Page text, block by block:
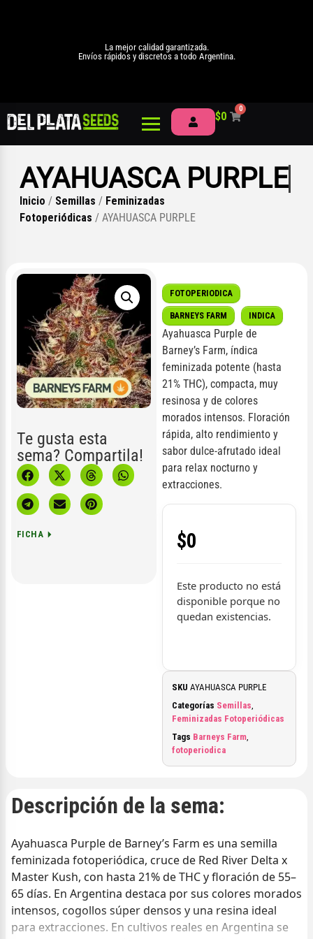
La mejor calidad garantizada.
Envíos rápidos y discretos a todo Argentina.
$0
0
AYAHUASCA PURPLE
Inicio / Semillas / Feminizadas
Fotoperiódicas / AYAHUASCA PURPLE
Te gusta esta
sema? Compartila!
FICHA
FOTOPERIODICA
BARNEYS FARM INDICA
Ayahuasca Purple de
Barney’s Farm, índica
feminizada potente (hasta
21% THC), compacta, muy
resinosa y de colores
morados intensos. Floración
rápida, alto rendimiento y
sabor dulce-afrutado ideal
para relax nocturno y
extracciones.
$0
Este producto no está
disponible porque no
quedan existencias.
SKU AYAHUASCA PURPLE
Categorías Semillas,
Feminizadas Fotoperiódicas
Tags Barneys Farm,
fotoperiodica
Descripción de la sema:
Ayahuasca Purple de Barney’s Farm es una semilla
feminizada fotoperiódica, cruce de Red River Delta x
Master Kush, con hasta 21% de THC y floración de 55–
65 días. En Argentina destaca por sus colores morados
intensos, cogollos súper densos y una resina ideal
para extracciones. En cultivos reales en Argentina se